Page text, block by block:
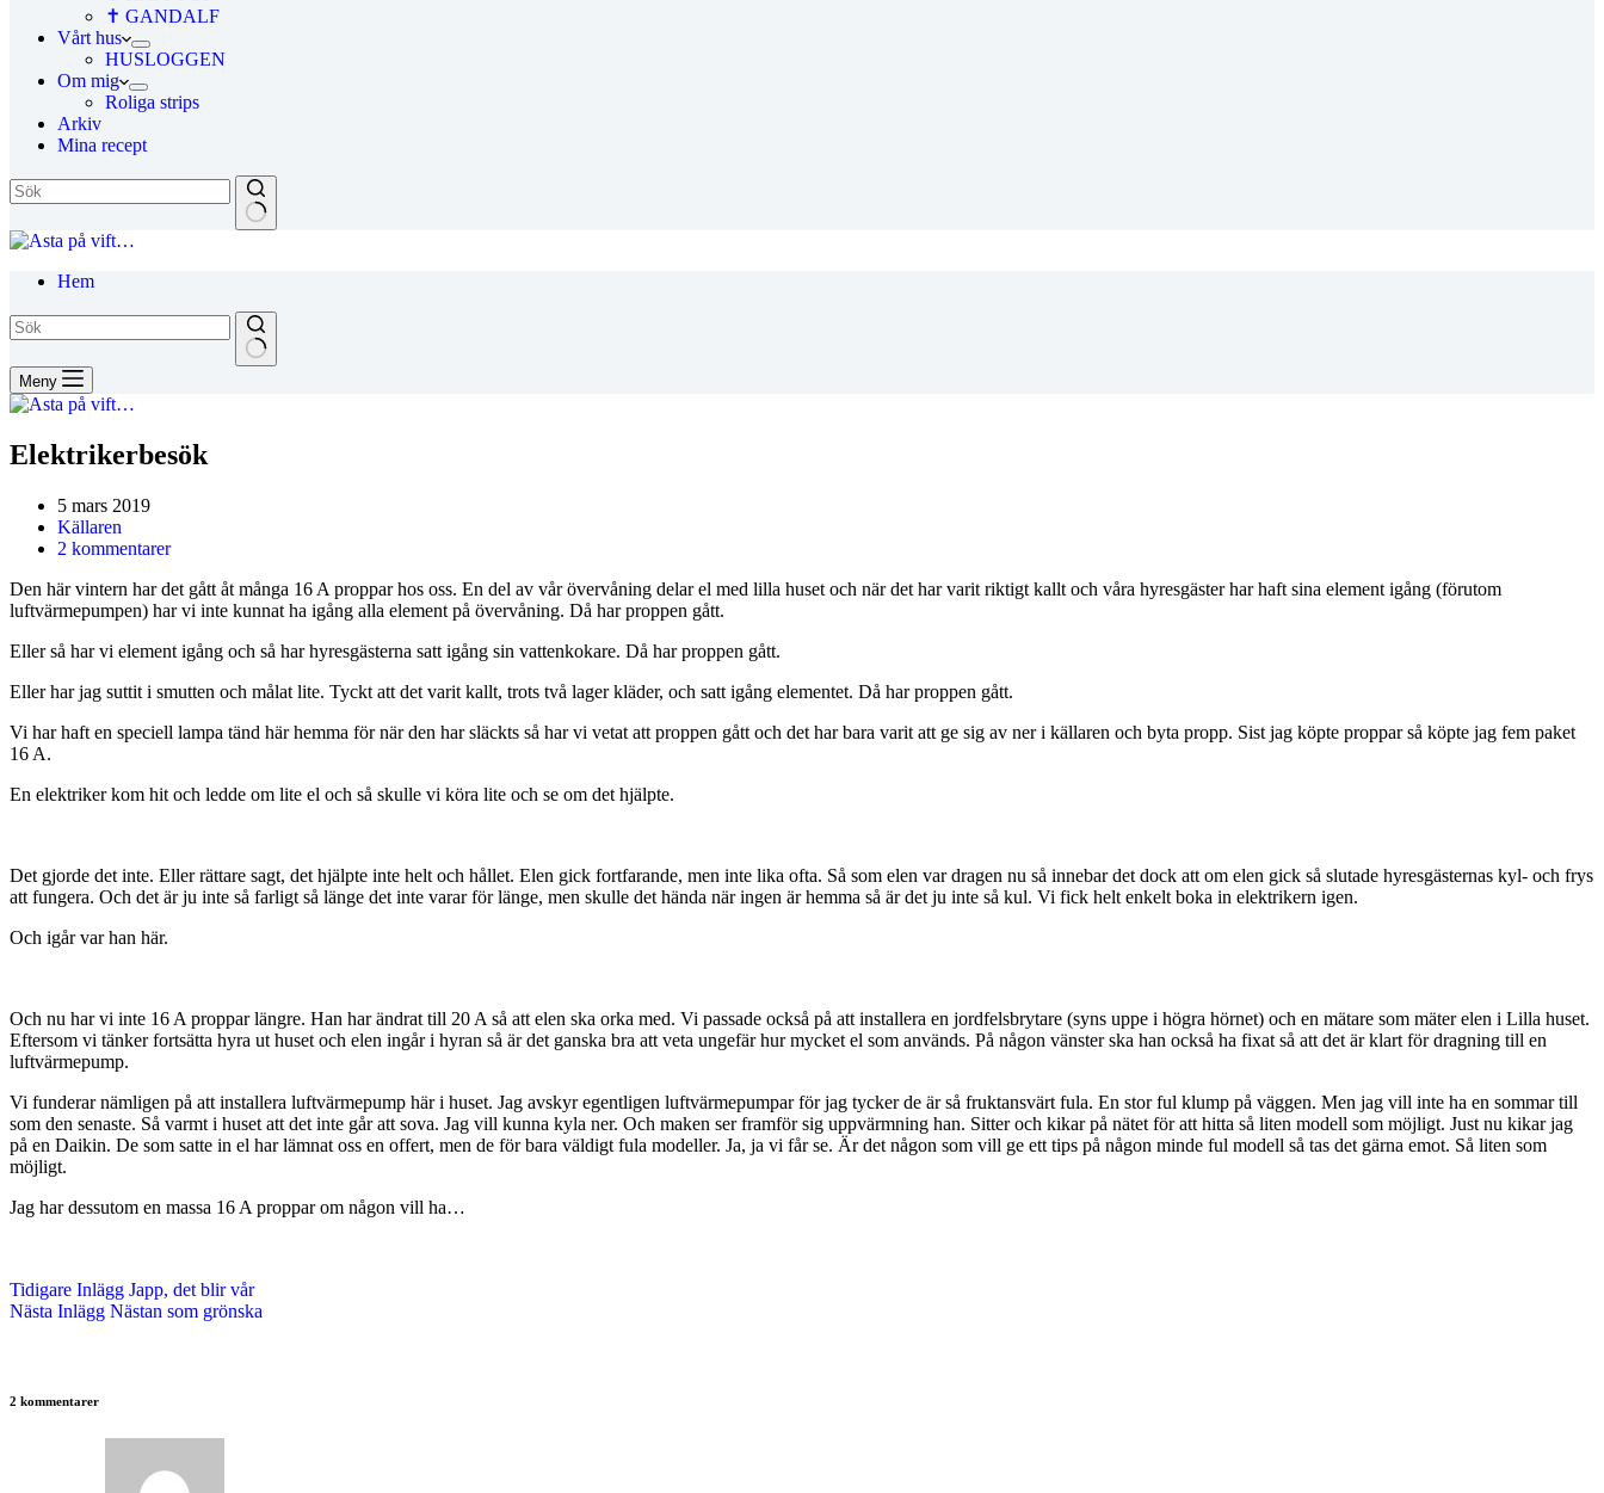
✝ GANDALF
Vårt hus
HUSLOGGEN
Om mig
Roliga strips
Arkiv
Mina recept
Hem
Meny
Elektrikerbesök
5 mars 2019
Källaren
2 kommentarer
Den här vintern har det gått åt många 16 A proppar hos oss. En del av vår övervåning delar el med lilla huset och när det har varit riktigt kallt och våra hyresgäster har haft sina element igång (förutom
luftvärmepumpen) har vi inte kunnat ha igång alla element på övervåning. Då har proppen gått.
Eller så har vi element igång och så har hyresgästerna satt igång sin vattenkokare. Då har proppen gått.
Eller har jag suttit i smutten och målat lite. Tyckt att det varit kallt, trots två lager kläder, och satt igång elementet. Då har proppen gått.
Vi har haft en speciell lampa tänd här hemma för när den har släckts så har vi vetat att proppen gått och det har bara varit att ge sig av ner i källaren och byta propp. Sist jag köpte proppar så köpte jag fem paket
16 A.
En elektriker kom hit och ledde om lite el och så skulle vi köra lite och se om det hjälpte.
Det gjorde det inte. Eller rättare sagt, det hjälpte inte helt och hållet. Elen gick fortfarande, men inte lika ofta. Så som elen var dragen nu så innebar det dock att om elen gick så slutade hyresgästernas kyl- och frys
att fungera. Och det är ju inte så farligt så länge det inte varar för länge, men skulle det hända när ingen är hemma så är det ju inte så kul. Vi fick helt enkelt boka in elektrikern igen.
Och igår var han här.
Och nu har vi inte 16 A proppar längre. Han har ändrat till 20 A så att elen ska orka med. Vi passade också på att installera en jordfelsbrytare (syns uppe i högra hörnet) och en mätare som mäter elen i Lilla huset.
Eftersom vi tänker fortsätta hyra ut huset och elen ingår i hyran så är det ganska bra att veta ungefär hur mycket el som används. På någon vänster ska han också ha fixat så att det är klart för dragning till en
luftvärmepump.
Vi funderar nämligen på att installera luftvärmepump här i huset. Jag avskyr egentligen luftvärmepumpar för jag tycker de är så fruktansvärt fula. En stor ful klump på väggen. Men jag vill inte ha en sommar till
som den senaste. Så varmt i huset att det inte går att sova. Jag vill kunna kyla ner. Och maken ser framför sig uppvärmning han. Sitter och kikar på nätet för att hitta så liten modell som möjligt. Just nu kikar jag
på en Daikin. De som satte in el har lämnat oss en offert, men de för bara väldigt fula modeller. Ja, ja vi får se. Är det någon som vill ge ett tips på någon minde ful modell så tas det gärna emot. Så liten som
möjligt.
Jag har dessutom en massa 16 A proppar om någon vill ha…
Tidigare Inlägg Japp, det blir vår
Nästa Inlägg Nästan som grönska
2 kommentarer